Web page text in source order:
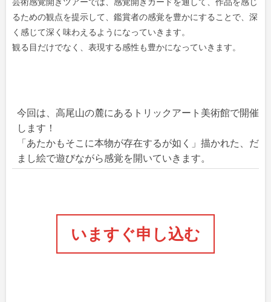
るための観点を提示して、鑑賞者の感覚を豊かにすることで、深
く感じて深く味わえるようになっていきます。
観る目だけでなく、表現する感性も豊かになっていきます。
今回は、高尾山の麓にあるトリックアート美術館で開催
します！
「あたかもそこに本物が存在するが如く」描かれた、だ
まし絵で遊びながら感覚を開いていきます。
いますぐ申し込む